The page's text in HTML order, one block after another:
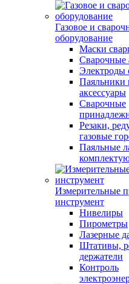
Газовое и
оборудование
Маски
Сварочные
Электроды
Паяльники
аксессуары
Сварочные
Резаки,
газовые
Паяльные
Измерительные
инструмент
Нивелиры
Пирометры
Лазерные
Штативы,
держатели
Контроль